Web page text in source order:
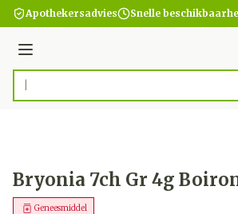
Ga naar de inhoud
Apothekersadvies Snelle
Menu
Product, merk, categorie...
Bryonia 7ch Gr 4g
Geneesmiddel